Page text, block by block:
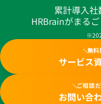
累計導入
HRBrainがまる
無料
サービス
ご相談
お問い合